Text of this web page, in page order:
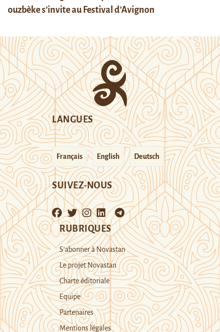
ouzbèke s’invite au Festival d’Avignon
LANGUES
Français English Deutsch
SUIVEZ-NOUS
RUBRIQUES
S’abonner à Novastan
Le projet Novastan
Charte éditoriale
Equipe
Partenaires
Mentions légales